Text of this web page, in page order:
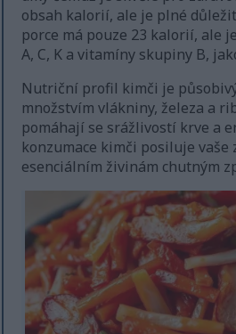
obsah kalorií, ale je plné
porce má pouze 23 kalorií, ale
A, C, K a vitamíny skupiny B,
Nutriční profil kimči je
množstvím vlákniny, železa a
pomáhají se srážlivostí krve a
konzumace kimči posiluje vaše
esenciálním živinám chutným